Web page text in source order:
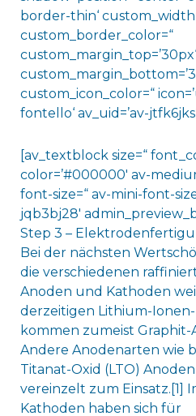
border-thin‘
custom_border_color=“
custom_margin_top=’30px‘
custom_icon_color=“
fontello‘ av_uid=’av-
[av_textblock size=“
color=’#000000′ av-
font-size=“ av-mini-font-
jqb3bj28′
Step 3 –
Bei der nächsten
die verschiedenen
Anoden und Kathoden
derzeitigen Lithium-
kommen zumeist Graphit-
Andere Anodenarten wie
Titanat-Oxid (LTO)
vereinzelt zum Einsatz.[1]
Kathoden haben sich für